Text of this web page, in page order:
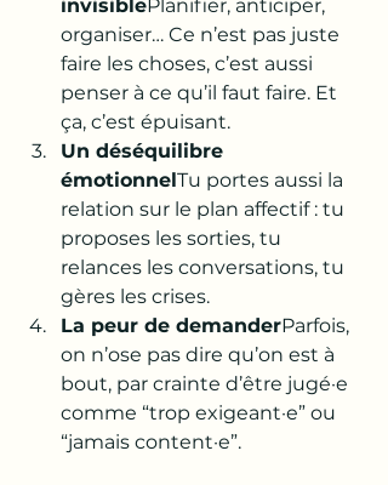
invisiblePlanifier, anticiper,
organiser… Ce n’est pas juste
faire les choses, c’est aussi
penser à ce qu’il faut faire. Et
ça, c’est épuisant.
Un déséquilibre
émotionnelTu portes aussi la
relation sur le plan affectif : tu
proposes les sorties, tu
relances les conversations, tu
gères les crises.
La peur de demanderParfois,
on n’ose pas dire qu’on est à
bout, par crainte d’être jugé·e
comme “trop exigeant·e” ou
“jamais content·e”.